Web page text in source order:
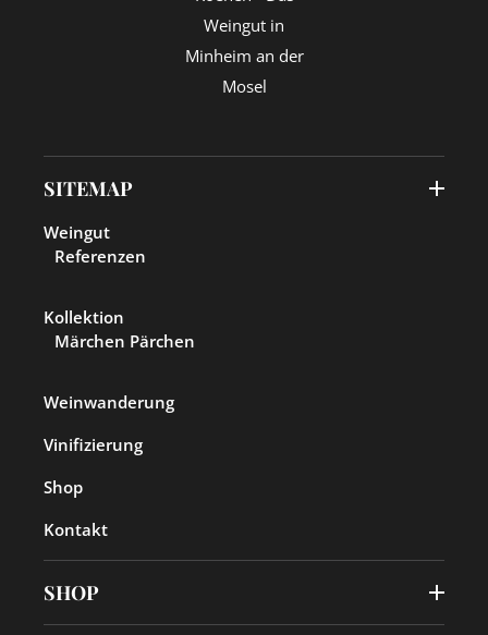
SITEMAP
Weingut
Referenzen
Kollektion
Märchen Pärchen
Weinwanderung
Vinifizierung
Shop
Kontakt
SHOP